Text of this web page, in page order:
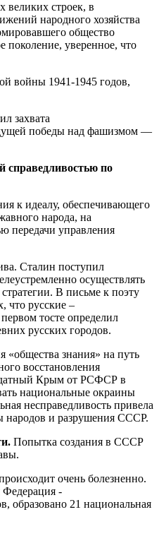
великих строек, в
народного хозяйства
общество
поколение, уверенное, что
войны 1941-1945 годов,
захвата
победы над фашизмом —
справедливостью по
к идеалу, обеспечивающего
народа, на
передачи управления
Сталин поступил
осуществлять
В письме к поэту
что русские –
тосте определил
русских городов.
знания» на путь
восстановления
Крым от РСФСР в
национальные окраины
несправедливость привела
народов и разрушения СССР.
Попытка создания в СССР
очень болезненно.
Федерация -
образовано 21 национальная